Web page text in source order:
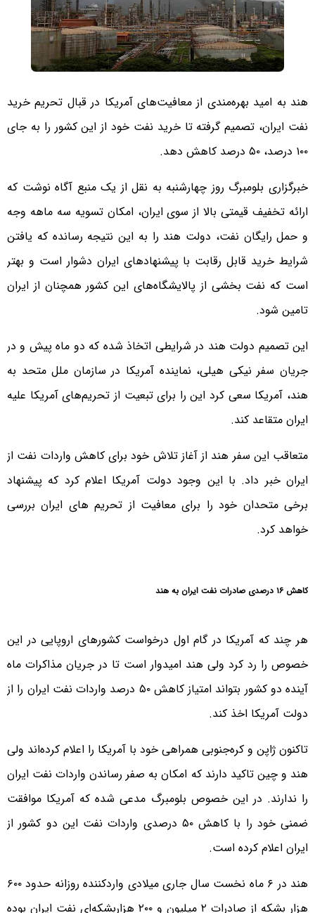
هند به امید بهره‌مندی از معافیت‌های آمریکا در قبال تحریم خرید
نفت ایران، تصمیم گرفته تا خرید نفت خود از این کشور را به جای
۱۰۰ درصد، ۵۰ درصد کاهش دهد.
خبرگزاری بلومبرگ روز چهارشنبه به نقل از یک منبع آگاه نوشت که
ارائه تخفیف قیمتی بالا از سوی ایران، امکان تسویه سه ماهه وجه
و حمل رایگان نفت، دولت هند را به این نتیجه رسانده که یافتن
شرایط خرید قابل رقابت با پیشنهادهای ایران دشوار است و بهتر
است که نفت بخشی از پالایشگاه‌های این کشور همچنان از ایران
تامین شود.
این تصمیم دولت هند در شرایطی اتخاذ شده که دو ماه پیش و در
جریان سفر نیکی هیلی، نماینده آمریکا در سازمان ملل متحد به
هند، آمریکا سعی کرد این را برای تبعیت از تحریم‌های آمریکا علیه
ایران متقاعد کند.
متعاقب این سفر هند از آغاز تلاش خود برای کاهش واردات نفت از
ایران خبر داد. با این وجود دولت آمریکا اعلام کرد که پیشنهاد
برخی متحدان خود را برای معافیت از تحریم های ایران بررسی
خواهد کرد.
کاهش ۱۶ درصدی صادرات نفت ایران به هند
هر چند که آمریکا در گام اول درخواست کشورهای اروپایی در این
خصوص را رد کرد ولی هند امیدوار است تا در جریان مذاکرات ماه
آینده دو کشور بتواند امتیاز کاهش ۵۰ درصد واردات نفت ایران را از
دولت آمریکا اخذ کند.
تاکنون ژاپن و کره‌جنوبی همراهی خود با آمریکا را اعلام کرده‌اند ولی
هند و چین تاکید دارند که امکان به صفر رساندن واردات نفت ایران
را ندارند. در این خصوص بلومبرگ مدعی شده که آمریکا موافقت
ضمنی خود را با کاهش ۵۰ درصدی واردات نفت این دو کشور از
ایران اعلام کرده است.
هند در ۶ ماه نخست سال جاری میلادی وارد‌کننده روزانه حدود ۶۰۰
هزار بشکه از صادرات ۲ میلیون و ۲۰۰ هزاربشکه‌ای نفت ایران بوده